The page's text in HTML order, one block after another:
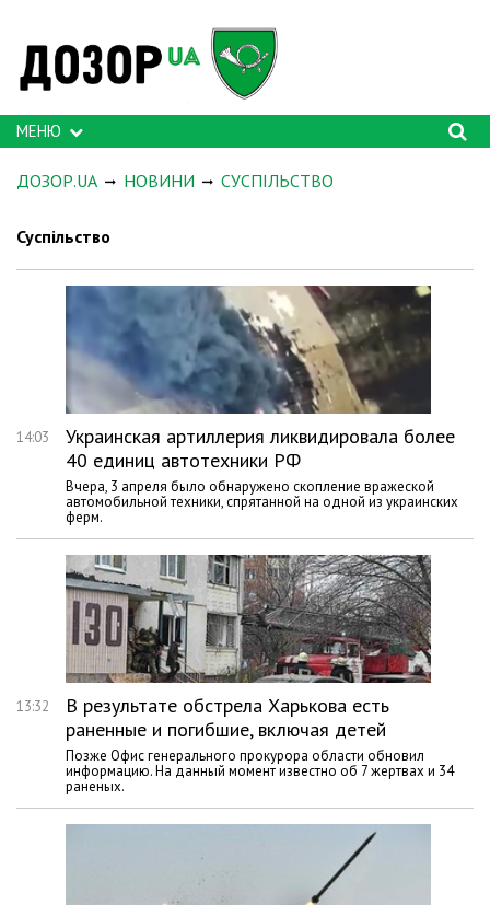
МЕНЮ
ДОЗОР.UA НОВИНИ СУСПІЛЬСТВО
Суспільство
14:03
Украинская артиллерия ликвидировала более
40 единиц автотехники РФ
Вчера, 3 апреля было обнаружено скопление вражеской
автомобильной техники, спрятанной на одной из украинских
ферм.
13:32
В результате обстрела Харькова есть
раненные и погибшие, включая детей
Позже Офис генерального прокурора области обновил
информацию. На данный момент известно об 7 жертвах и 34
раненых.